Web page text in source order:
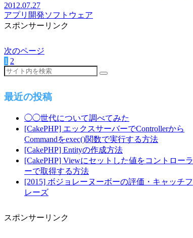
2012.07.27
アプリ開発ソフトウェア
スポンサーリンク
次のページ
1 2
へ
最近の投稿
◯◯世代について調べてみた
[CakePHP] エックスサーバーでControllerから
Commandをexec()関数で実行する方法
[CakePHP] Entityの作成方法
[CakePHP] Viewにセットした値をコントローラ
ーで取得する方法
[2015] ボジョレーヌーボーの評価・キャッチフ
レーズ
スポンサーリンク